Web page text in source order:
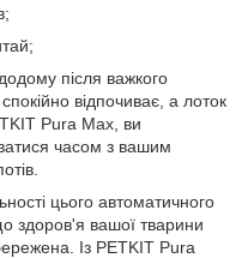
після важкого
відпочиває, а лоток
Pura Max, ви
часом з вашим
цього автоматичного
здоров'я вашої тварини
Із PETKIT Pura